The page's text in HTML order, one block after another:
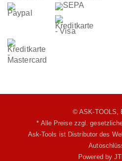
© ASK-TOOLS,
* Alle Preise zzgl.
Ask-Tools ist Distributor des
Powered by